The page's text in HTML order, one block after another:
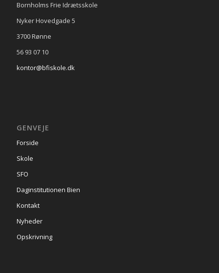
Bornholms Frie Idrætsskole
Nyker Hovedgade 5
3700 Rønne
56 93 07 10
kontor@bfiskole.dk
GENVEJE
Forside
Skole
SFO
Daginstitutionen Bien
Kontakt
Nyheder
Opskrivning